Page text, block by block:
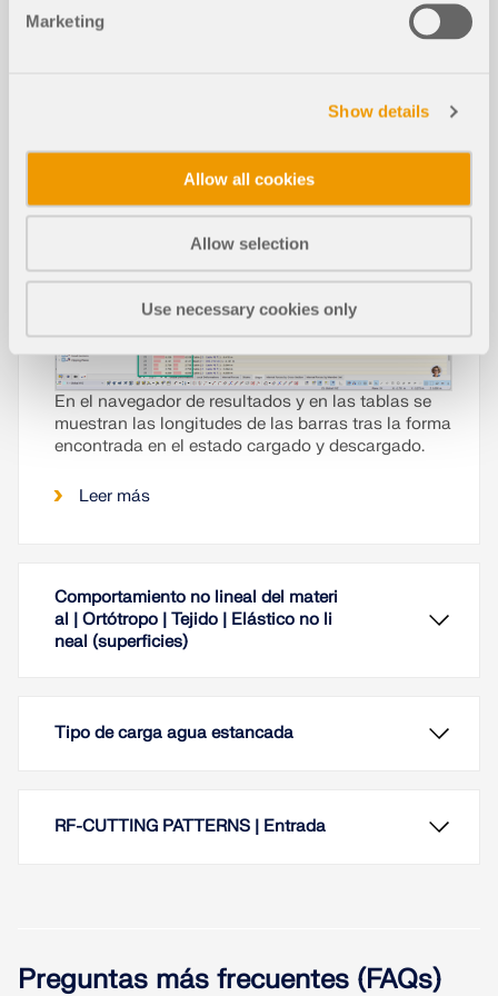
Marketing
Show details
Allow all cookies
Allow selection
Use necessary cookies only
Leer más
interna.
Longitud de barra cargada y descar
En el navegador de resultados y en las tablas se
muestran las longitudes de las barras tras la forma
encontrada en el estado cargado y descargado.
Leer más
Comportamiento no lineal del materi
al | Ortótropo | Tejido | Elástico no li
neal (superficies)
El modelo de material "Ortótropo | Tejido | Elástico
Tipo de carga agua estancada
RF-CUTTING PATTERNS | Entrada
Preguntas más frecuentes (FAQs)